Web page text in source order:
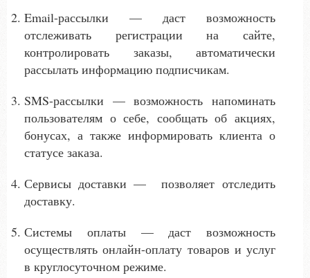
Email-рассылки — даст возможность
отслеживать регистрации на сайте,
контролировать заказы, автоматически
рассылать информацию подписчикам.
SMS-рассылки — возможность напоминать
пользователям о себе, сообщать об акциях,
бонусах, а также информировать клиента о
статусе заказа.
Сервисы доставки — позволяет отследить
доставку.
Системы оплаты — даст возможность
осуществлять онлайн-оплату товаров и услуг
в круглосуточном режиме.